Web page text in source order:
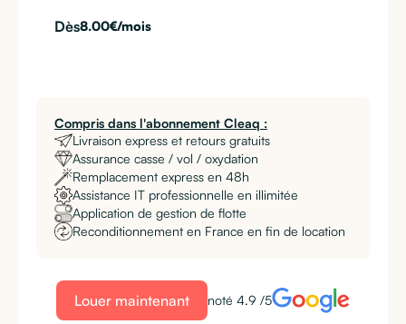
Dès8.00€/mois
Compris dans l'abonnement Cleaq :
Livraison express et retours gratuits
Assurance casse / vol / oxydation
Remplacement express en 48h
Assistance IT professionnelle en illimitée
Application de gestion de flotte
Reconditionnement en France en fin de location
Louer maintenant noté 4.9 /5